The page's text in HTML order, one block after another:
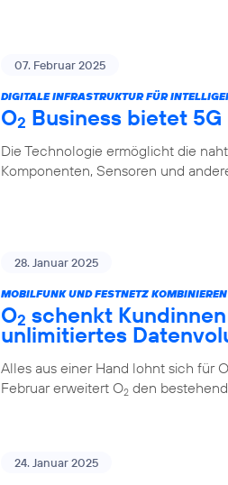
07. Februar 2025
DIGITALE INFRASTRUKTUR FÜR
O2 Business bietet
Die Technologie ermöglicht die
Komponenten, Sensoren und
28. Januar 2025
MOBILFUNK UND FESTNETZ
O2 schenkt
unlimitiertes
Alles aus einer Hand lohnt sich für O
Februar erweitert O2 den
24. Januar 2025